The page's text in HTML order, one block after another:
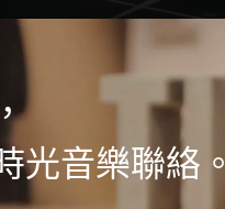
光音樂聯絡。